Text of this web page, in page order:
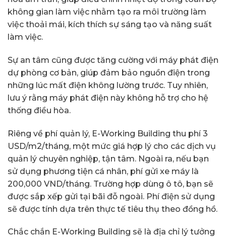
không gian làm việc nhằm tạo ra môi trường làm
việc thoải mái, kích thích sự sáng tạo và năng suất
làm việc.
Sự an tâm cũng được tăng cường với máy phát điện
dự phòng cơ bản, giúp đảm bảo nguồn điện trong
những lúc mất điện không lường trước. Tuy nhiên,
lưu ý rằng máy phát điện này không hỗ trợ cho hệ
thống điều hòa.
Riêng về phí quản lý, E-Working Building thu phí 3
USD/m2/tháng, một mức giá hợp lý cho các dịch vụ
quản lý chuyên nghiệp, tận tâm. Ngoài ra, nếu bạn
sử dụng phương tiện cá nhân, phí gửi xe máy là
200,000 VND/tháng. Trường hợp dùng ô tô, bạn sẽ
được sắp xếp gửi tại bãi đỗ ngoài. Phí điện sử dụng
sẽ được tính dựa trên thực tế tiêu thụ theo đồng hồ.
Chắc chắn E-Working Building sẽ là địa chỉ lý tưởng